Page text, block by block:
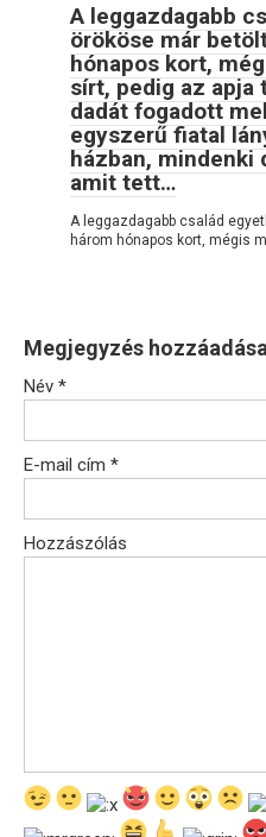
A leggazdagabb
örököse már
hónapos kort,
sírt, pedig az apja
dadát fogadott
egyszerű fiatal
házban, mindenki
amit tett…
A leggazdagabb család
három hónapos kort, mégis
Megjegyzés hozzáadása
Név *
E-mail cím *
Hozzászólás